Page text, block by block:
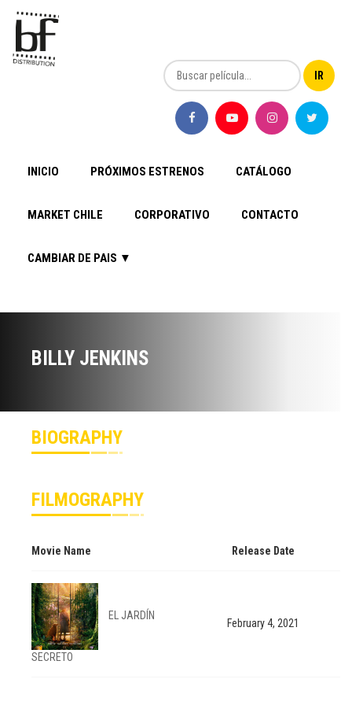
INICIO PRÓXIMOS ESTRENOS CATÁLOGO
MARKET CHILE CORPORATIVO CONTACTO
CAMBIAR DE PAIS ▼
BILLY JENKINS
BIOGRAPHY
FILMOGRAPHY
Movie Name Release Date
EL JARDÍN
SECRETO
February 4, 2021